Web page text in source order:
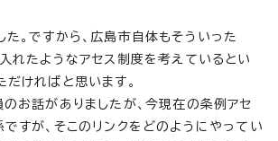
た。ですから、広島市自体もそういった
れたようなアセス制度を考えているとい
ければと思います。
のお話がありましたが、今現在の条例アセ
ですが、そこのリンクをどのようにやってい